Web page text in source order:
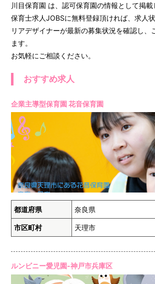
川目保育園 は、認可保育園の情報として掲載
保育士求人JOBSに無料登録頂ければ、求人
リアデザイナーが最新の募集状況を確認し、
ます。
お気軽にご相談ください。
おすすめ求人
企業主導型保育園 花音保育園
都道府県 奈良県
市区町村 天理市
ルンビニー愛児園-神戸市兵庫区